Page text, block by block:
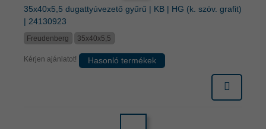
35x40x5,5 dugattyúvezető gyűrű | KB | HG (k. szöv. grafit)
| 24130923
Freudenberg 35x40x5,5
Kérjen ajánlatot! Hasonló termékek